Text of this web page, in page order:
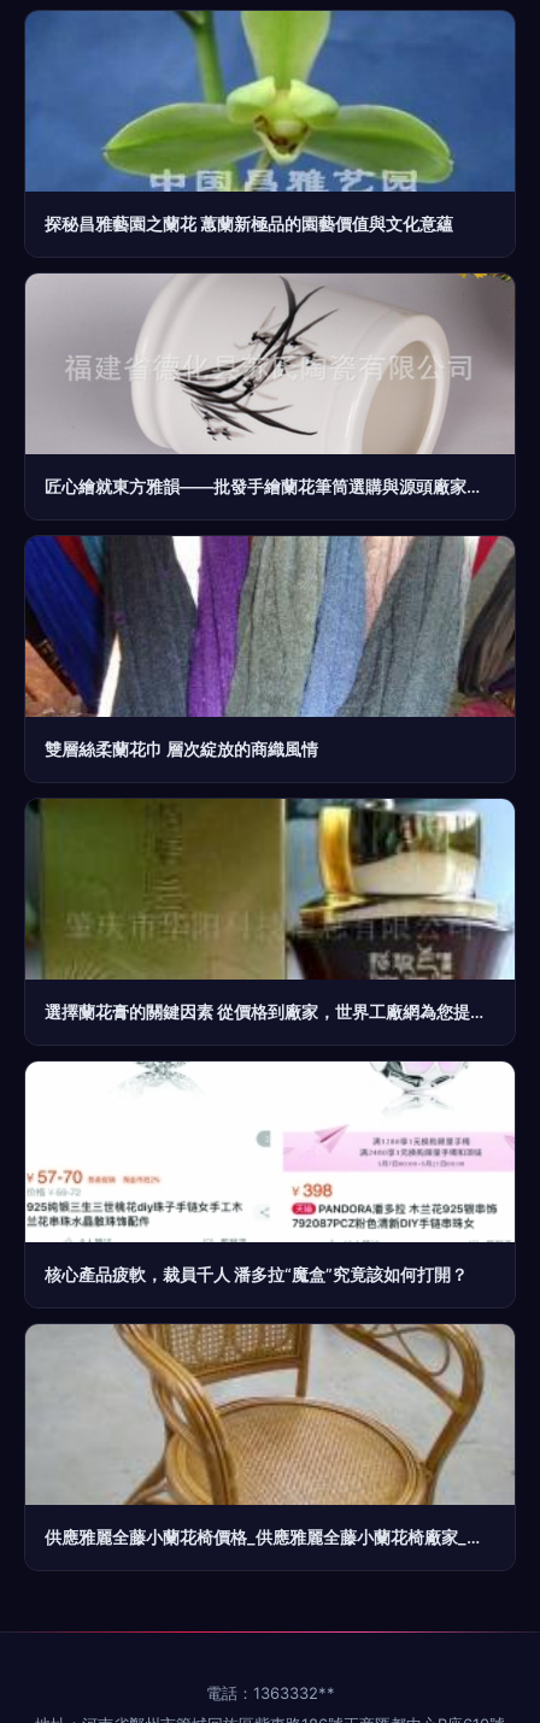
探秘昌雅藝園之蘭花 蕙蘭新極品的園藝價值與文化意蘊
匠心繪就東方雅韻——批發手繪蘭花筆筒選購與源頭廠家全攻略
雙層絲柔蘭花巾 層次綻放的商織風情
選擇蘭花膏的關鍵因素 從價格到廠家，世界工廠網為您提供優質產品信息
核心產品疲軟，裁員千人 潘多拉“魔盒”究竟該如何打開？
供應雅麗全藤小蘭花椅價格_供應雅麗全藤小蘭花椅廠家_世界工廠網產品信息庫
電話：1363332**